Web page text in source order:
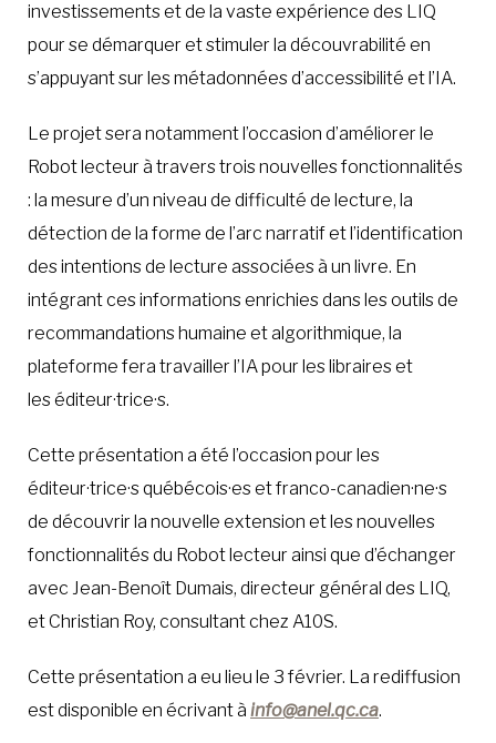
investissements et de la vaste expérience des LIQ
pour se démarquer et stimuler la découvrabilité en
s’appuyant sur les métadonnées d’accessibilité et l’IA.
Le projet sera notamment l’occasion d’améliorer le
Robot lecteur à travers trois nouvelles fonctionnalités
: la mesure d’un niveau de difficulté de lecture, la
détection de la forme de l’arc narratif et l’identification
des intentions de lecture associées à un livre. En
intégrant ces informations enrichies dans les outils de
recommandations humaine et algorithmique, la
plateforme fera travailler l’IA pour les libraires et
les éditeur·trice·s.
Cette présentation a été l’occasion pour les
éditeur·trice·s québécois·es et franco-canadien·ne·s
de découvrir la nouvelle extension et les nouvelles
fonctionnalités du Robot lecteur ainsi que d’échanger
avec Jean-Benoît Dumais, directeur général des LIQ,
et Christian Roy, consultant chez A10S.
Cette présentation a eu lieu le 3 février. La rediffusion
est disponible en écrivant à info@anel.qc.ca.